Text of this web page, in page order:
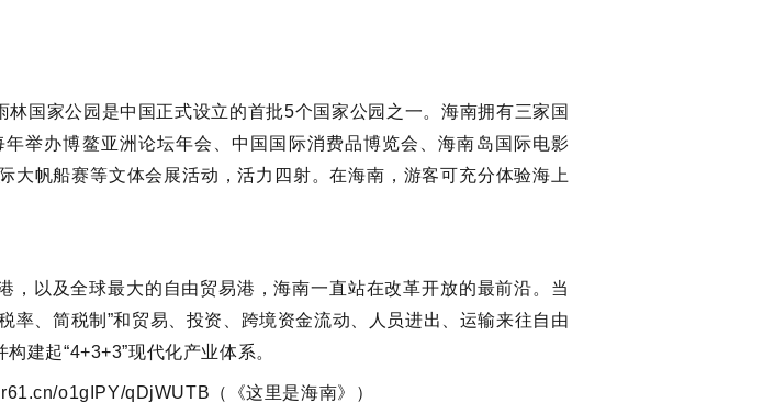
国家公园是中国正式设立的首批5个国家公园之一。海南拥有三家国
举办博鳌亚洲论坛年会、中国国际消费品博览会、海南岛国际电影
帆船赛等文体会展活动，活力四射。在海南，游客可充分体验海上
，以及全球最大的自由贸易港，海南一直站在改革开放的最前沿。当
、简税制”和贸易、投资、跨境资金流动、人员进出、运输来往自由
建起“4+3+3”现代化产业体系。
o1gIPY/qDjWUTB（《这里是海南》）